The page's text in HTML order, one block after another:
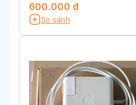
600.000 đ
So sánh